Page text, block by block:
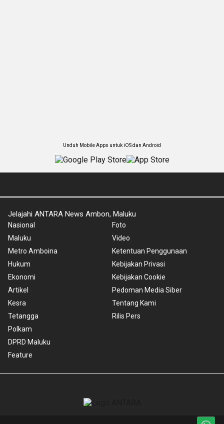
Unduh Mobile Apps untuk iOS dan Android
Jelajahi ANTARA News Ambon, Maluku
Nasional
Maluku
Metro Amboina
Hukum
Ekonomi
Artikel
Kesra
Tetangga
Polkam
DPRD Maluku
Feature
Foto
Video
Ketentuan Penggunaan
Kebijakan Privasi
Kebijakan Cookie
Pedoman Media Siber
Tentang Kami
Rilis Pers